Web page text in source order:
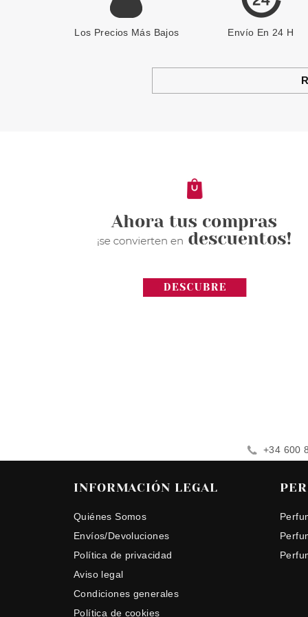
Los Precios Más Bajos Envío En 24 H
+34 600
INFORMACIÓN LEGAL
Quiénes Somos
Envíos/Devoluciones
Política de privacidad
Aviso legal
Condiciones generales
Política de cookies